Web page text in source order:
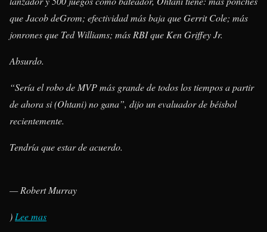
que Jacob deGrom; efectividad más baja que Gerrit Cole; más
jonrones que Ted Williams; más RBI que Ken Griffey Jr.
Absurdo.
“Sería el robo de MVP más grande de todos los tiempos a partir
de ahora si (Ohtani) no gana”, dijo un evaluador de béisbol
recientemente.
Tendría que estar de acuerdo.
— Robert Murray
) Lee mas